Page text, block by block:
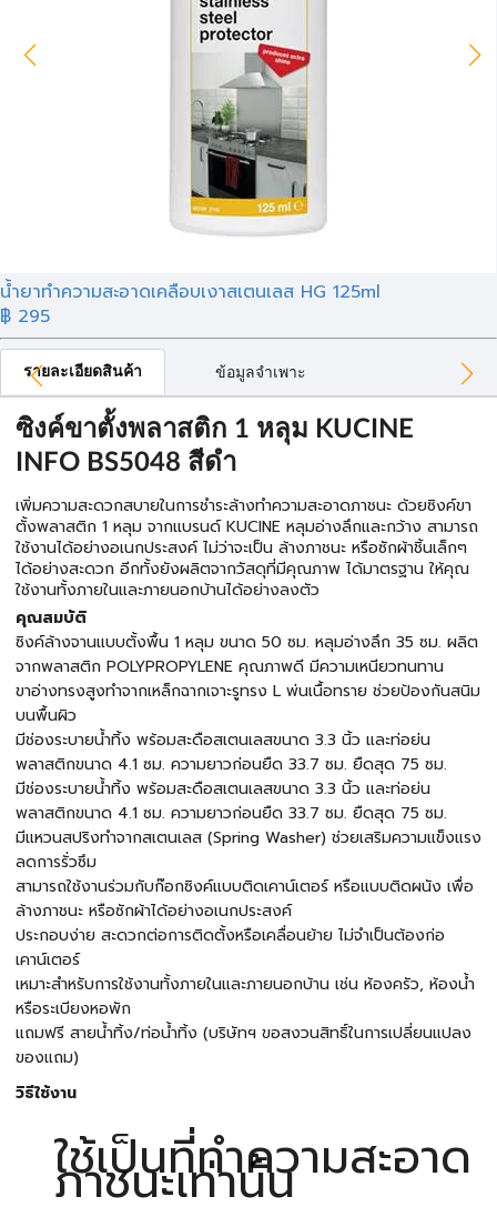
น้ำยาทำความสะอาดเคลือบเงาสเตนเลส HG 125ml
฿ 295
รายละเอียดสินค้า ข้อมูลจำเพาะ
ซิงค์ขาตั้งพลาสติก 1 หลุม KUCINE
INFO BS5048 สีดำ
เพิ่มความสะดวกสบายในการชำระล้างทำความสะอาดภาชนะ ด้วยซิงค์ขา
ตั้งพลาสติก 1 หลุม จากแบรนด์ KUCINE หลุมอ่างลึกและกว้าง สามารถ
ใช้งานได้อย่างอเนกประสงค์ ไม่ว่าจะเป็น ล้างภาชนะ หรือซักผ้าชิ้นเล็กๆ
ได้อย่างสะดวก อีกทั้งยังผลิตจากวัสดุที่มีคุณภาพ ได้มาตรฐาน ให้คุณ
ใช้งานทั้งภายในและภายนอกบ้านได้อย่างลงตัว
คุณสมบัติ
ซิงค์ล้างจานแบบตั้งพื้น 1 หลุม ขนาด 50 ซม. หลุมอ่างลึก 35 ซม. ผลิต
จากพลาสติก POLYPROPYLENE คุณภาพดี มีความเหนียวทนทาน
ขาอ่างทรงสูงทำจากเหล็กฉากเจาะรูทรง L พ่นเนื้อทราย ช่วยป้องกันสนิม
บนพื้นผิว
มีช่องระบายน้ำทิ้ง พร้อมสะดือสเตนเลสขนาด 3.3 นิ้ว และท่อย่น
พลาสติกขนาด 4.1 ซม. ความยาวก่อนยืด 33.7 ซม. ยืดสุด 75 ซม.
มีช่องระบายน้ำทิ้ง พร้อมสะดือสเตนเลสขนาด 3.3 นิ้ว และท่อย่น
พลาสติกขนาด 4.1 ซม. ความยาวก่อนยืด 33.7 ซม. ยืดสุด 75 ซม.
มีแหวนสปริงทำจากสเตนเลส (Spring Washer) ช่วยเสริมความแข็งแรง
ลดการรั่วซึม
สามารถใช้งานร่วมกับก๊อกซิงค์แบบติดเคาน์เตอร์ หรือแบบติดผนัง เพื่อ
ล้างภาชนะ หรือซักผ้าได้อย่างอเนกประสงค์
ประกอบง่าย สะดวกต่อการติดตั้งหรือเคลื่อนย้าย ไม่จำเป็นต้องก่อ
เคาน์เตอร์
เหมาะสำหรับการใช้งานทั้งภายในและภายนอกบ้าน เช่น ห้องครัว, ห้องน้ำ
หรือระเบียงหอพัก
แถมฟรี สายน้ำทิ้ง/ท่อน้ำทิ้ง (บริษัทฯ ขอสงวนสิทธิ์ในการเปลี่ยนแปลง
ของแถม)
วิธีใช้งาน
ใช้เป็นที่ทำความสะอาด
ภาชนะเท่านั้น